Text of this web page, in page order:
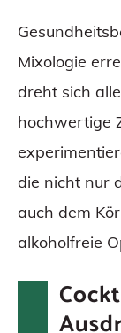
Mixologie
dreht sich
hochwertige
die nicht nur
auch dem
alkoholfreie